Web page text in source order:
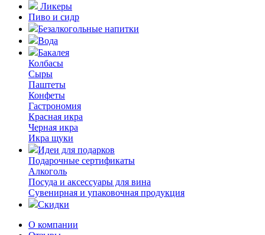
Ликеры
Пиво и сидр
Безалкогольные напитки
Вода
Бакалея
Колбасы
Сыры
Паштеты
Конфеты
Гастрономия
Красная икра
Черная икра
Икра щуки
Идеи для подарков
Подарочные сертификаты
Алкоголь
Посуда и аксессуары для вина
Сувенирная и упаковочная продукция
Скидки
О компании